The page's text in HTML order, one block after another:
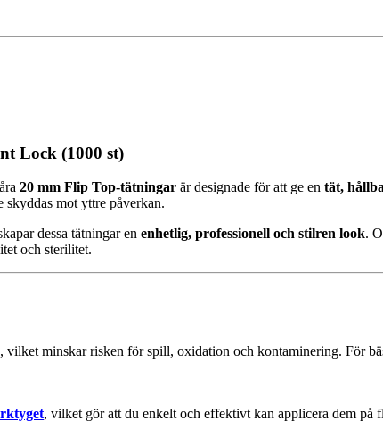
Lock (1000 st)
20 mm Flip Top-tätningar är designade för att ge en tät,
skyddas mot yttre påverkan.
dessa tätningar en enhetlig, professionell och stilren look.
och sterilitet.
, vilket minskar risken för spill, oxidation och kontaminering. För
, vilket gör att du enkelt och effektivt kan applicera dem på